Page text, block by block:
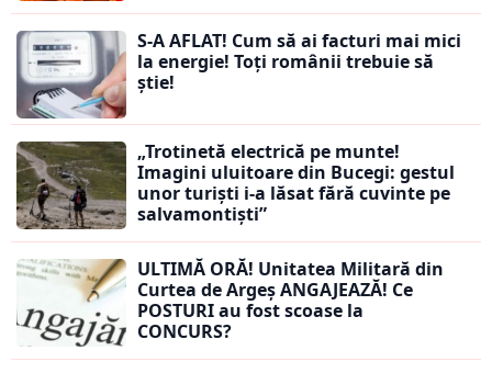
S-A AFLAT! Cum să ai facturi mai mici
la energie! Toți românii trebuie să
știe!
„Trotinetă electrică pe munte!
Imagini uluitoare din Bucegi: gestul
unor turiști i-a lăsat fără cuvinte pe
salvamontiști”
ULTIMĂ ORĂ! Unitatea Militară din
Curtea de Argeș ANGAJEAZĂ! Ce
POSTURI au fost scoase la
CONCURS?